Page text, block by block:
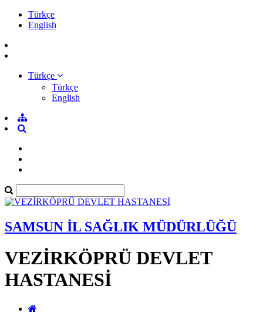
Türkçe
English
Türkçe
Türkçe
English
SAMSUN İL SAĞLIK MÜDÜRLÜĞÜ
VEZİRKÖPRÜ DEVLET
HASTANESİ